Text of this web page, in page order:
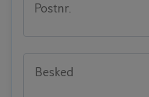
Postnr.
Besked